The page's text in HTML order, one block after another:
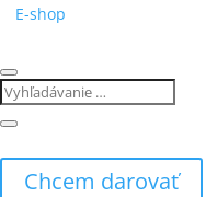
E-shop
Chcem darovať